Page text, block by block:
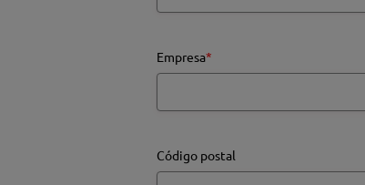
Empresa*
Código postal